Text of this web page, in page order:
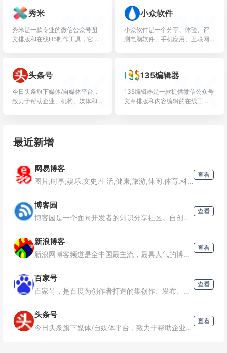
客，最自我的草根博客!
秀米
秀米是一款专业的微信公众号图
文排版和在线H5制作工具，它提
够轻松制作出与众不同的内容，
从...
1K 小众软件
小众软件是一个分享、体验、评
测电脑软件、手机应用、互联网
1K
头条号
今日头条旗下媒体/自媒体平台，
致力于帮助企业、机构、媒体和
内...
1K 135编辑器
135编辑器是一款提供微信公众号
文章排版和内容编辑的在线工
1K
最近新增
网易博客
图片,时事,娱乐,文史,生活,健康,旅游,休闲,体育,科技,财经,汽车,艺术,新锐人文生活
查看
博客园
博客园是一个面向开发者的知识分享社区。自创建以来，博客园一直致力并专注于为开发者打造一个纯净的技术交流社区，推动并帮助开发者通过互联网分享知识，从而让更多开发者从中受益。博客园的使命是帮助开发者用代码
查看
新浪博客
新浪网博客频道是全中国最主流，最具人气的博客频道。拥有最耀眼的娱乐明星博客、最知性的名人博客、最动人的情感博客，最自我的草根博客!
查看
百家号
百家号，是百度为创作者打造的集创作、发布、变现于一体的内容创作平台，也是众多企业号实现营销转化的运营新阵地。
查看
头条号
今日头条旗下媒体/自媒体平台，致力于帮助企业、机构、媒体和自媒体在移动端获得更多曝光和关注，在移动互联网时代持续扩大影响力，同时实现品牌传播和内容变现。
查看